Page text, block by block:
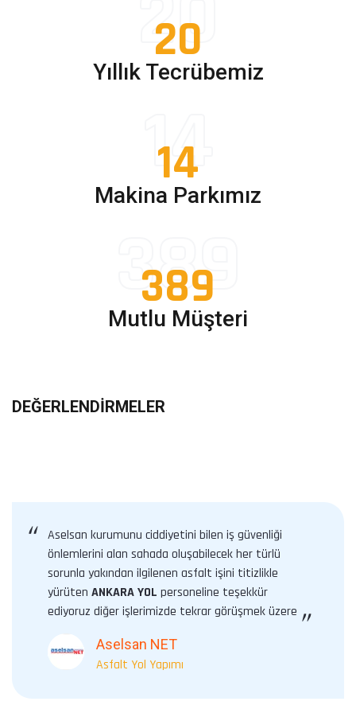
20
Yıllık Tecrübemiz
14
14
Makina Parkımız
389
389
Mutlu Müşteri
DEĞERLENDIRMELER
“
Aselsan kurumunu ciddiyetini bilen iş güvenliği
önlemlerini alan sahada oluşabilecek her türlü
sorunla yakından ilgilenen asfalt işini titizlikle
yürüten ANKARA YOL personeline teşekkür
ediyoruz diğer işlerimizde tekrar görüşmek üzere ”
Aselsan NET
Asfalt Yol Yapımı